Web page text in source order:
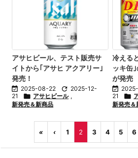
アサヒビール、テスト販売サ
イトから｢アサヒ アクアリー｣
発売！
 2025-08-22  2025-12-
21
 アサヒビール ,
新発売＆新商品
冷える
ッキ缶
が発売

21

新発売＆
« ‹ 1 2 3 4 5 6